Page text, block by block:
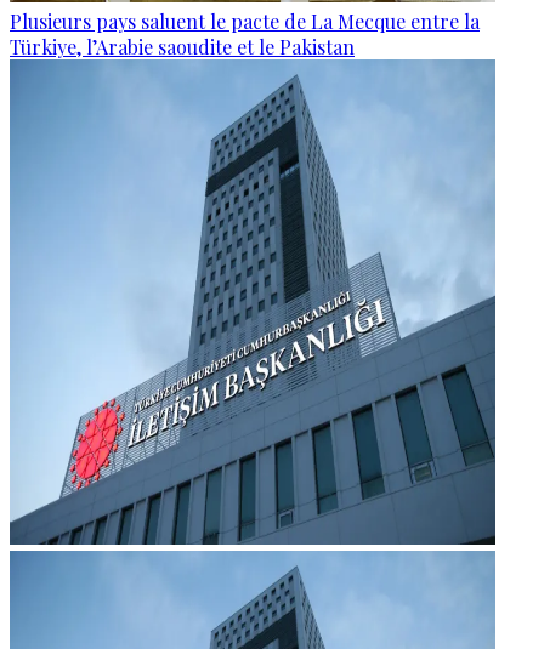
Plusieurs pays saluent le pacte de La Mecque entre la
Türkiye, l’Arabie saoudite et le Pakistan